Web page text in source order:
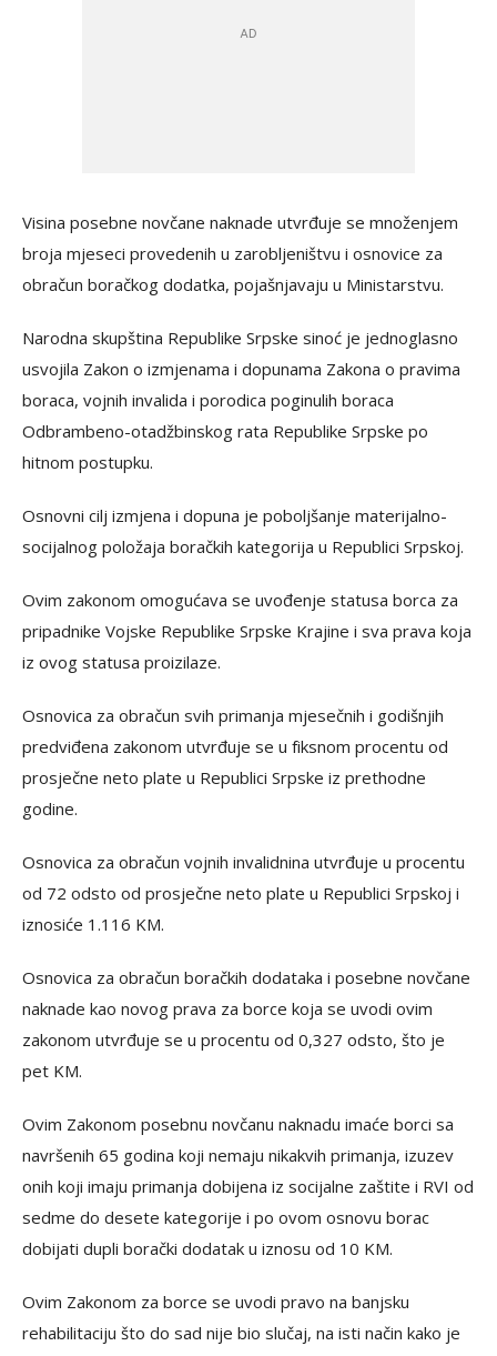
Visina posebne novčane naknade utvrđuje se množenjem
broja mjeseci provedenih u zarobljeništvu i osnovice za
obračun boračkog dodatka, pojašnjavaju u Ministarstvu.
Narodna skupština Republike Srpske sinoć je jednoglasno
usvojila Zakon o izmjenama i dopunama Zakona o pravima
boraca, vojnih invalida i porodica poginulih boraca
Odbrambeno-otadžbinskog rata Republike Srpske po
hitnom postupku.
Osnovni cilj izmjena i dopuna je poboljšanje materijalno-
socijalnog položaja boračkih kategorija u Republici Srpskoj.
Ovim zakonom omogućava se uvođenje statusa borca za
pripadnike Vojske Republike Srpske Krajine i sva prava koja
iz ovog statusa proizilaze.
Osnovica za obračun svih primanja mjesečnih i godišnjih
predviđena zakonom utvrđuje se u fiksnom procentu od
prosječne neto plate u Republici Srpske iz prethodne
godine.
Osnovica za obračun vojnih invalidnina utvrđuje u procentu
od 72 odsto od prosječne neto plate u Republici Srpskoj i
iznosiće 1.116 KM.
Osnovica za obračun boračkih dodataka i posebne novčane
naknade kao novog prava za borce koja se uvodi ovim
zakonom utvrđuje se u procentu od 0,327 odsto, što je
pet KM.
Ovim Zakonom posebnu novčanu naknadu imaće borci sa
navršenih 65 godina koji nemaju nikakvih primanja, izuzev
onih koji imaju primanja dobijena iz socijalne zaštite i RVI od
sedme do desete kategorije i po ovom osnovu borac
dobijati dupli borački dodatak u iznosu od 10 KM.
Ovim Zakonom za borce se uvodi pravo na banjsku
rehabilitaciju što do sad nije bio slučaj, na isti način kako je